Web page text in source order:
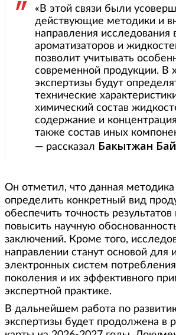
«В этой связи были
действующие методики и
направления исследования
ароматизаторов и
позволит учитывать
современной продукции. В
экспертизы будут
технические
химический состав
содержание и
также состав иных
— рассказал Бакытжан
Он отметил, что данная методика
определить конкретный вид
обеспечить точность
повысить научную
заключений. Кроме того,
направлении станут основой для
электронных систем
поколения и их эффективного
экспертной практике.
В дальнейшем работа по
экспертизы будет продолжена в